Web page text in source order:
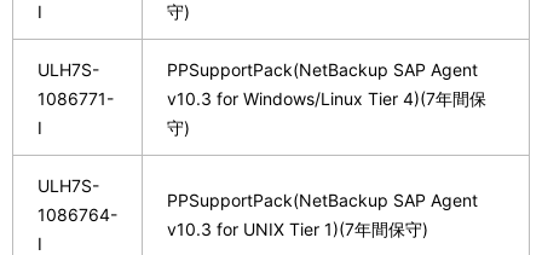
I
守)
ULH7S-
1086771-
I
PPSupportPack(NetBackup SAP Agent
v10.3 for Windows/Linux Tier 4)(7年間保
守)
ULH7S-
1086764-
I
PPSupportPack(NetBackup SAP Agent
v10.3 for UNIX Tier 1)(7年間保守)